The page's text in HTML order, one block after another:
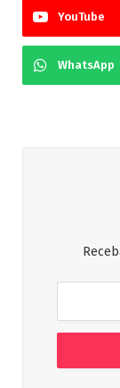
YouTube
WhatsApp